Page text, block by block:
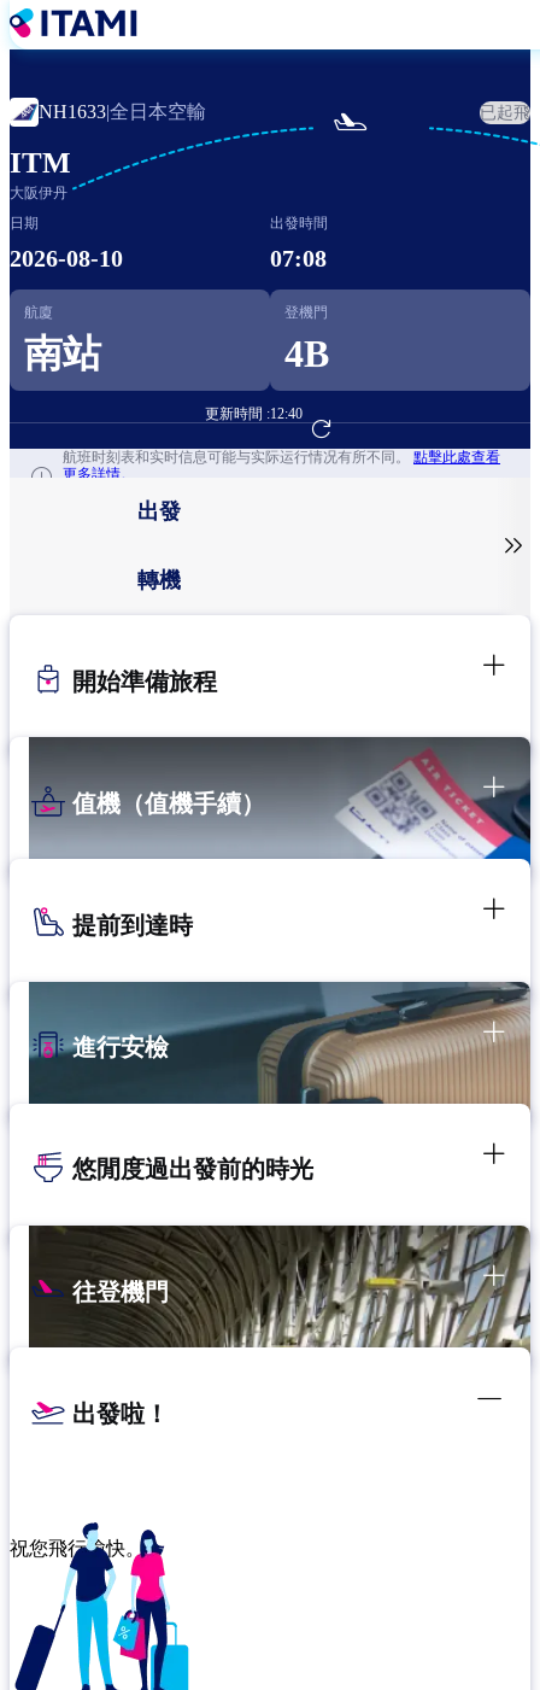
移
至
內
容
NH1633|全日本空輸 已起飛
ITM
大阪伊丹

日期
2026-08-10
出發時間
07:08
航廈
南站
登機門
4B
更新時間 :12:40
前往航班預訂
航班时刻表和实时信息可能与实际运行情况有所不同。 點擊此處查看
更多詳情。
出發
轉機

開始準備旅程
值機（值機手續）
提前到達時
進行安檢
悠閒度過出發前的時光
往登機門
出發啦！
祝您飛行愉快。